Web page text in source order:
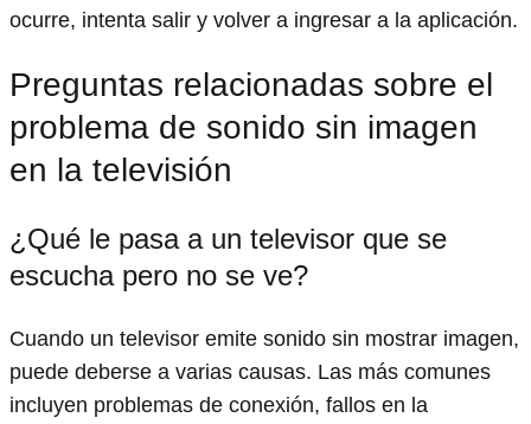
ocurre, intenta salir y volver a ingresar a la aplicación.
Preguntas relacionadas sobre el
problema de sonido sin imagen
en la televisión
¿Qué le pasa a un televisor que se
escucha pero no se ve?
Cuando un televisor emite sonido sin mostrar imagen,
puede deberse a varias causas. Las más comunes
incluyen problemas de conexión, fallos en la